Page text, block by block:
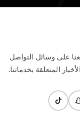
على وسائل التواصل
المتعلقة بخدماتنا.